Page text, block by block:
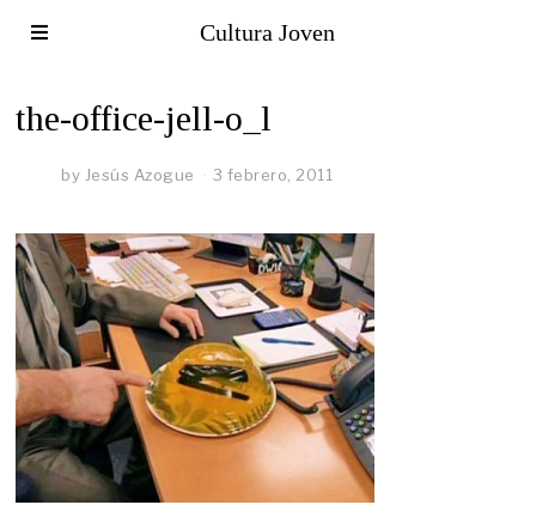
Cultura Joven
the-office-jell-o_l
by Jesús Azogue 3 febrero, 2011